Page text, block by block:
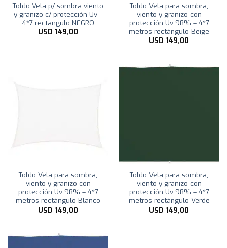
Toldo Vela p/ sombra viento
y granizo c/ protección Uv –
4*7 rectangulo NEGRO
USD 149,00
Toldo Vela para sombra,
viento y granizo con
protección Uv 98% – 4*7
metros rectángulo Beige
USD 149,00
Toldo Vela para sombra,
viento y granizo con
protección Uv 98% – 4*7
metros rectángulo Blanco
USD 149,00
Toldo Vela para sombra,
viento y granizo con
protección Uv 98% – 4*7
metros rectángulo Verde
USD 149,00